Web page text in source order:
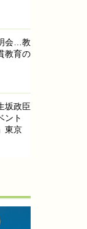
会…教
教育の
坂政臣
ント
東京